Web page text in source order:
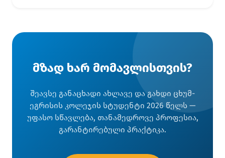
მზად ხარ მომავლისთვის?
შეავსე განაცხადი ახლავე და გახდი ცხუმ-
ეგრისის კოლეჯის სტუდენტი 2026 წელს —
უფასო სწავლება, თანამედროვე პროფესია,
გარანტირებული პრაქტიკა.